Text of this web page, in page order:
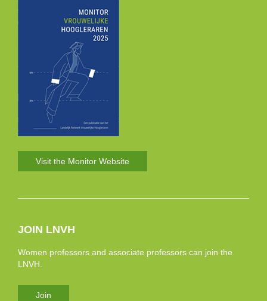
Visit the Monitor Website
JOIN LNVH
Women professors and associate professors can join the
LNVH.
Join